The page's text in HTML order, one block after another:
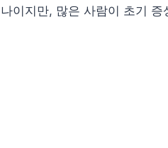
나이지만, 많은 사람이 초기